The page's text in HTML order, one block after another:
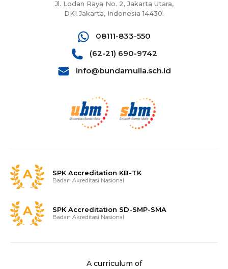
Jl. Lodan Raya No. 2, Jakarta Utara,
DKI Jakarta, Indonesia 14430.
08111-833-550
(62-21) 690-9742
info@bundamulia.sch.id
SPK Accreditation KB-TK
Badan Akreditasi Nasional
SPK Accreditation SD-SMP-SMA
Badan Akreditasi Nasional
A curriculum of